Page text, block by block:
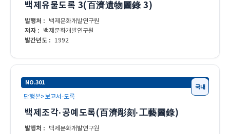
백제유물도록 3(百濟遺物圖錄 3)
발행처 : 백제문화개발연구원
저자 : 백제문화개발연구원
발간년도 : 1992
NO.301
단행본>보고서-도록
백제조각·공예도록(百濟彫刻·工藝圖錄)
발행처 : 백제문화개발연구원
국내